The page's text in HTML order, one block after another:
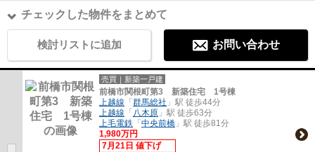
チェックした物件をまとめて
検討リストに追加 お問い合わせ
売買｜新築一戸建
前橋市関根町第3 新築住宅 1号棟
上越線 「 群馬総社 」駅 徒歩44分
上越線 「 八木原 」駅 徒歩63分
上毛電鉄 「 中央前橋 」駅 徒歩81分
1,980万円
7月21日 値下げ